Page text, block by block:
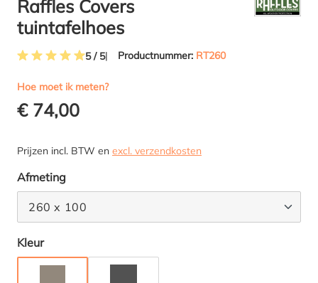
Raffles Covers
tuintafelhoes
5 / 5 Productnummer: RT260
Hoe moet ik meten?
€ 74,00
Prijzen incl. BTW en excl. verzendkosten
Selecteer
Afmeting
260 x 100
Selecteer
Kleur